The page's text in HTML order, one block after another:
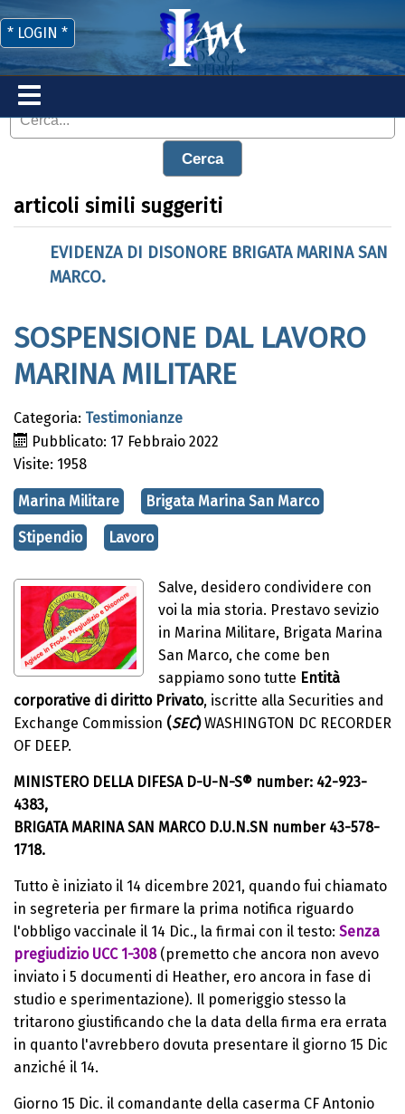
Cerca
* LOGIN *
articoli simili suggeriti
EVIDENZA DI DISONORE BRIGATA MARINA SAN
MARCO.
SOSPENSIONE DAL LAVORO
MARINA MILITARE
Categoria: Testimonianze
Pubblicato: 17 Febbraio 2022
Visite: 1958
Marina Militare Brigata Marina San Marco
Stipendio Lavoro
Salve, desidero condividere con
voi la mia storia. Prestavo sevizio
in Marina Militare, Brigata Marina
San Marco, che come ben
sappiamo sono tutte Entità
corporative di diritto Privato, iscritte alla Securities and
Exchange Commission (SEC)WASHINGTON DC RECORDER
OF DEEP.
MINISTERO DELLA DIFESA D-U-N-S® number: 42-923-
4383,
BRIGATA MARINA SAN MARCO D.U.N.SN number 43-578-
1718.
Tutto è iniziato il 14 dicembre 2021, quando fui chiamato
in segreteria per firmare la prima notifica riguardo
l'obbligo vaccinale il 14 Dic., la firmai con il testo: Senza
pregiudizio UCC 1-308 (premetto che ancora non avevo
inviato i 5 documenti di Heather, ero ancora in fase di
studio e sperimentazione). Il pomeriggio stesso la
tritarono giustificando che la data della firma era errata
in quanto l'avrebbero dovuta presentare il giorno 15 Dic
anziché il 14.
Giorno 15 Dic. il comandante della caserma CF Antonio